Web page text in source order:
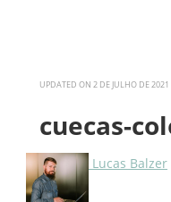
UPDATED ON 2 DE JULHO DE 2021
cuecas-
Lucas Balzer